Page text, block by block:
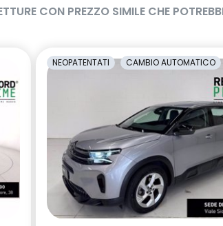
con
Retrovisori esterni in
regolabile in
Sedili con sistema isofix
posteriori
stato di
Videocamera
in altezza e
Voltante
CON PREZZO SIMILE CHE
NEOPATENTATI CAMBIO AUTOMATICO